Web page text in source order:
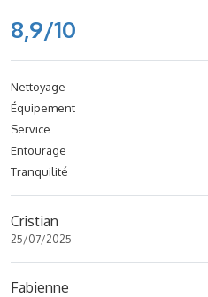
8,9/10
Nettoyage
Équipement
Service
Entourage
Tranquilité
Cristian
25/07/2025
Fabienne